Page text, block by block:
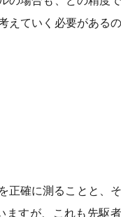
えていく必要がある
正確に測ることと、
ますが、これも先駆